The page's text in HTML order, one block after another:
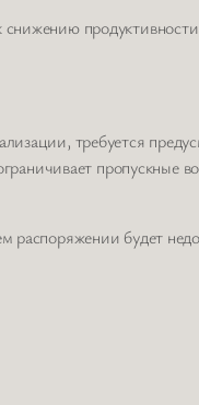
требуется
пропускные
распоряжении будет